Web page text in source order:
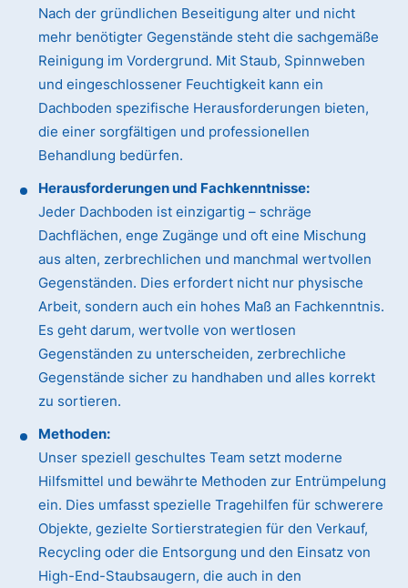
Nach der gründlichen Beseitigung alter und nicht
mehr benötigter Gegenstände steht die sachgemäße
Reinigung im Vordergrund. Mit Staub, Spinnweben
und eingeschlossener Feuchtigkeit kann ein
Dachboden spezifische Herausforderungen bieten,
die einer sorgfältigen und professionellen
Behandlung bedürfen.
Herausforderungen und Fachkenntnisse:
Jeder Dachboden ist einzigartig – schräge
Dachflächen, enge Zugänge und oft eine Mischung
aus alten, zerbrechlichen und manchmal wertvollen
Gegenständen. Dies erfordert nicht nur physische
Arbeit, sondern auch ein hohes Maß an Fachkenntnis.
Es geht darum, wertvolle von wertlosen
Gegenständen zu unterscheiden, zerbrechliche
Gegenstände sicher zu handhaben und alles korrekt
zu sortieren.
Methoden:
Unser speziell geschultes Team setzt moderne
Hilfsmittel und bewährte Methoden zur Entrümpelung
ein. Dies umfasst spezielle Tragehilfen für schwerere
Objekte, gezielte Sortierstrategien für den Verkauf,
Recycling oder die Entsorgung und den Einsatz von
High-End-Staubsaugern, die auch in den